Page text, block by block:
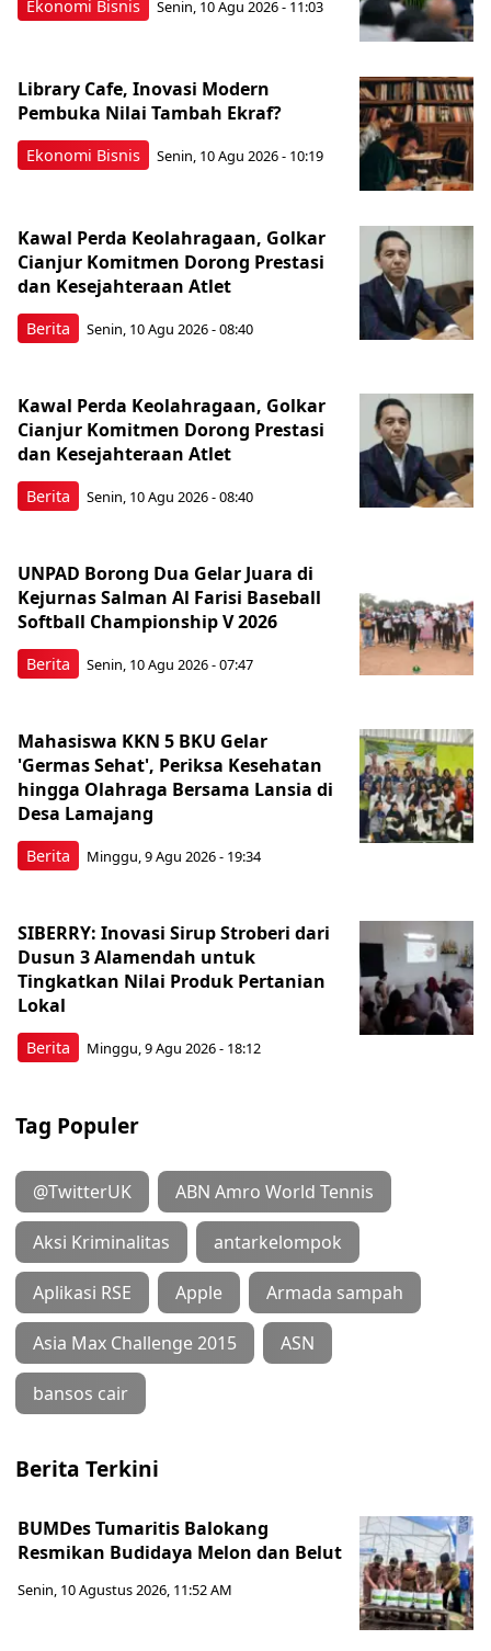
Ekonomi Bisnis Senin, 10 Agu 2026 - 11:03
Ekonomi Bisnis
Library Cafe, Inovasi Modern
Pembuka Nilai Tambah Ekraf?
Senin, 10 Agu 2026 - 10:19
Berita
Kawal Perda Keolahragaan, Golkar
Cianjur Komitmen Dorong Prestasi
dan Kesejahteraan Atlet
Senin, 10 Agu 2026 - 08:40
Berita
Kawal Perda Keolahragaan, Golkar
Cianjur Komitmen Dorong Prestasi
dan Kesejahteraan Atlet
Senin, 10 Agu 2026 - 08:40
Berita
UNPAD Borong Dua Gelar Juara di
Kejurnas Salman Al Farisi Baseball
Softball Championship V 2026
Senin, 10 Agu 2026 - 07:47
Berita
Mahasiswa KKN 5 BKU Gelar
'Germas Sehat', Periksa Kesehatan
hingga Olahraga Bersama Lansia di
Desa Lamajang
Minggu, 9 Agu 2026 - 19:34
Berita
SIBERRY: Inovasi Sirup Stroberi dari
Dusun 3 Alamendah untuk
Tingkatkan Nilai Produk Pertanian
Lokal
Minggu, 9 Agu 2026 - 18:12
Tag Populer
@TwitterUK ABN Amro World Tennis
Aksi Kriminalitas antarkelompok
Aplikasi RSE Apple Armada sampah
Asia Max Challenge 2015 ASN
bansos cair
Berita Terkini
BUMDes Tumaritis Balokang
Resmikan Budidaya Melon dan Belut
Senin, 10 Agustus 2026, 11:52 AM